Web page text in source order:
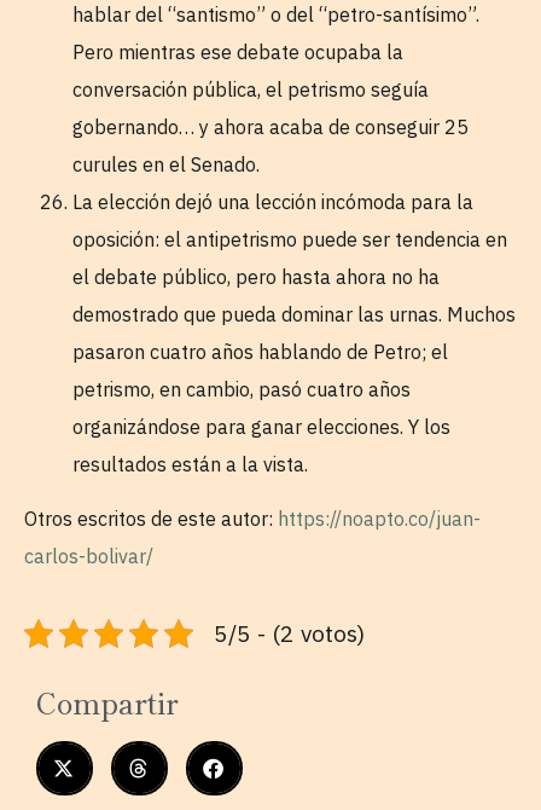
hablar del “santismo” o del “petro-santísimo”.
Pero mientras ese debate ocupaba la
conversación pública, el petrismo seguía
gobernando… y ahora acaba de conseguir 25
curules en el Senado.
La elección dejó una lección incómoda para la
oposición: el antipetrismo puede ser tendencia en
el debate público, pero hasta ahora no ha
demostrado que pueda dominar las urnas. Muchos
pasaron cuatro años hablando de Petro; el
petrismo, en cambio, pasó cuatro años
organizándose para ganar elecciones. Y los
resultados están a la vista.
Otros escritos de este autor: https://noapto.co/juan-
carlos-bolivar/
5/5 - (2 votos)
Compartir